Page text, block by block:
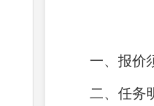
一、报价
二、任务